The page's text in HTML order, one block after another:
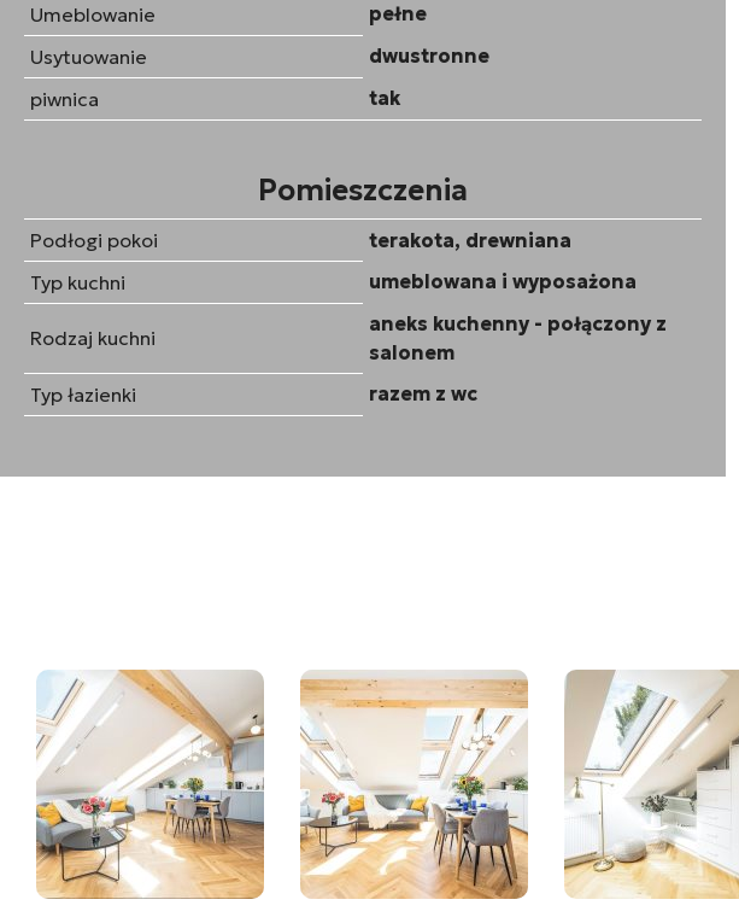
Umeblowanie
pełne
Usytuowanie
dwustronne
piwnica
tak
Pomieszczenia
Podłogi pokoi
terakota, drewniana
Typ kuchni
umeblowana i wyposażona
Rodzaj kuchni
aneks kuchenny - połączony z
salonem
Typ łazienki
razem z wc